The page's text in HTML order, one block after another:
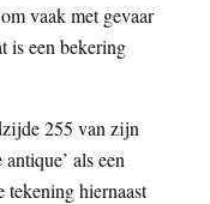
vaak met gevaar
is een bekering
255 van zijn
als een
tekening hiernaast